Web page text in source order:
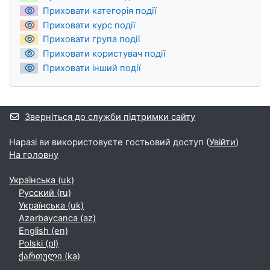
Приховати категорія події
Приховати курс події
Приховати група події
Приховати користувач події
Приховати інший події
Зверніться до служби підтримки сайту
Наразі ви використовуєте гостьовий доступ (Увійти)
На головну
Українська ‎(uk)‎
Русский ‎(ru)‎
Українська ‎(uk)‎
Azərbaycanca ‎(az)‎
English ‎(en)‎
Polski ‎(pl)‎
ქართული ‎(ka)‎